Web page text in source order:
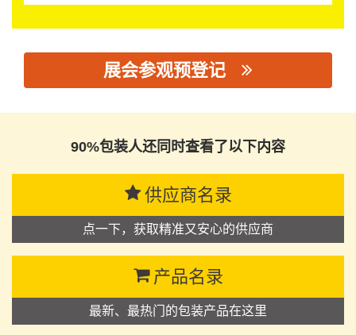
展会参观预登记
90%包装人还同时查看了以下内容
供应商名录
点一下，获取精准又安心的供应商
产品名录
最新、最热门的包装产品在这里